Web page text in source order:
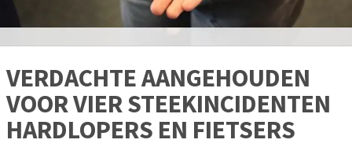
VERDACHTE AANGEHOUDEN
VOOR VIER STEEKINCIDENTEN
HARDLOPERS EN FIETSERS